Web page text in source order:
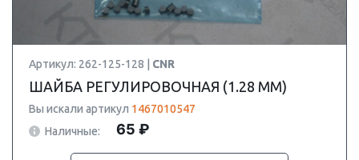
Артикул: 262-125-128 | CNR
ШАЙБА РЕГУЛИРОВОЧНАЯ (1.28 MM)
Вы искали артикул 1467010547
Наличные:
65 ₽